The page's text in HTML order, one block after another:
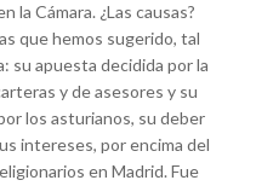
la Cámara. ¿Las causas?
que hemos sugerido, tal
su apuesta decidida por la
y de asesores y su
los asturianos, su deber
intereses, por encima del
en Madrid. Fue